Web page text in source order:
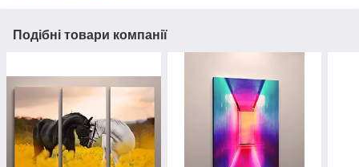
Подібні товари компанії